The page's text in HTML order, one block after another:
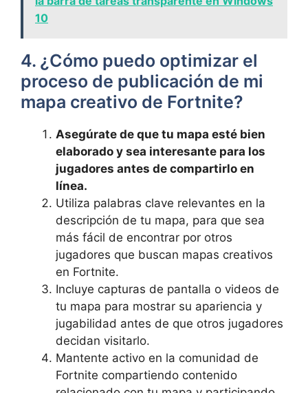
10
4. ¿Cómo puedo optimizar el
proceso de publicación de mi
mapa creativo de Fortnite?
Asegúrate de que tu mapa esté bien
elaborado y sea interesante para los
jugadores antes de compartirlo en
línea.
Utiliza palabras clave relevantes en la
descripción de tu mapa, para que sea
más fácil de encontrar por otros
jugadores que buscan mapas creativos
en Fortnite.
Incluye capturas de pantalla o videos de
tu mapa para mostrar su apariencia y
jugabilidad antes de que otros jugadores
decidan visitarlo.
Mantente activo en la comunidad de
Fortnite compartiendo contenido